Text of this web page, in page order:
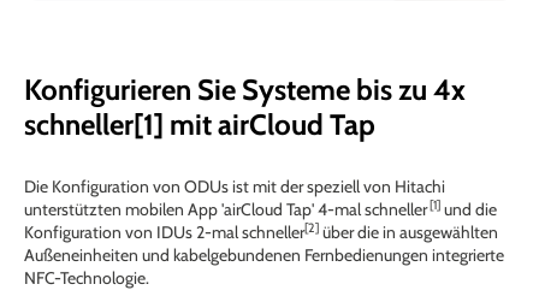
Konfigurieren Sie Systeme bis zu 4x
schneller[1] mit airCloud Tap
Die Konfiguration von ODUs ist mit der speziell von Hitachi
unterstützten mobilen App 'airCloud Tap' 4-mal schneller[1] und die
Konfiguration von IDUs 2-mal schneller[2] über die in ausgewählten
Außeneinheiten und kabelgebundenen Fernbedienungen integrierte
NFC-Technologie.